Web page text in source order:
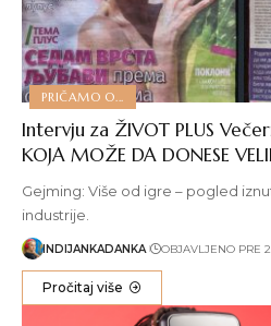
PRIČAMO O...
Intervju za ŽIVOT PLUS
KOJA MOŽE DA DONESE
Gejming: Više od igre – pogled
industrije.
INDIJANKADANKA OBJAVLJENO PRE
Pročitaj više